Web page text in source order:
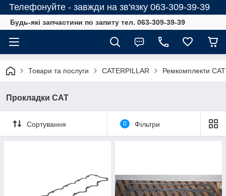
Телефонуйте - завжди на зв'язку 063-309-39-39
Будь-які запчастини по запиту тел. 063-309-39-39
Товари та послуги CATERPILLAR Ремкомплекти CAT
Прокладки CAT
Сортування 0 Фільтри